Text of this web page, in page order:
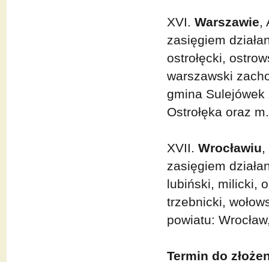
XVI. Warszawie,
zasięgiem
ostrołęcki,
warszawski
gmina
Ostrołęka oraz
XVII. Wrocławiu,
zasięgiem
lubiński, milicki,
trzebnicki,
powiatu:
Termin do